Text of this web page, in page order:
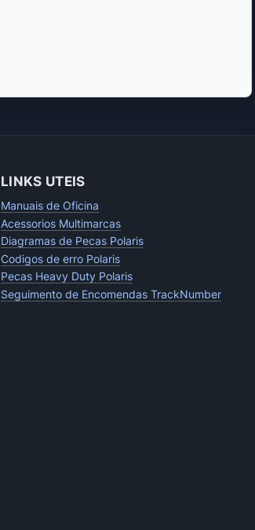
LINKS UTEIS
Manuais de Oficina
Acessorios Multimarcas
Diagramas de Pecas Polaris
Codigos de erro Polaris
Pecas Heavy Duty Polaris
Seguimento de Encomendas TrackNumber